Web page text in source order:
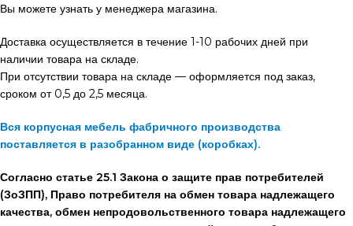
Вы можете узнать у менеджера магазина.
Доставка осуществляется в течение 1-10 рабочих дней при
наличии товара на складе.
При отсутствии товара на складе — оформляется под заказ,
сроком от 0,5 до 2,5 месяца.
Вся корпусная мебель фабричного производства
поставляется в разобранном виде (коробках).
Согласно статье 25.1 Закона о защите прав потребителей
(ЗоЗПП), Право потребителя на обмен товара надлежащего
качества, обмен непродовольственного товара надлежащего